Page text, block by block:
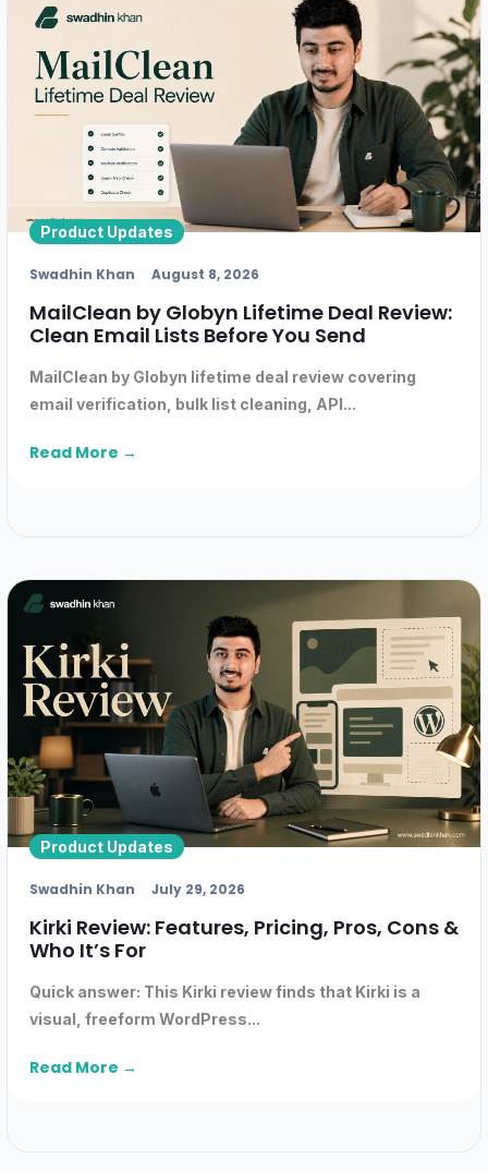
Product Updates
Swadhin Khan August 8, 2026
MailClean by Globyn Lifetime Deal Review:
Clean Email Lists Before You Send
MailClean by Globyn lifetime deal review covering
email verification, bulk list cleaning, API...
Read More →
Product Updates
Swadhin Khan July 29, 2026
Kirki Review: Features, Pricing, Pros, Cons &
Who It’s For
Quick answer: This Kirki review finds that Kirki is a
visual, freeform WordPress...
Read More →